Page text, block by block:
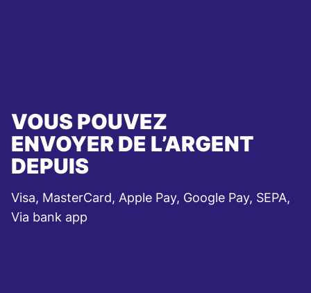
VOUS POUVEZ
ENVOYER DE L’ARGENT
DEPUIS
Visa, MasterCard, Apple Pay, Google Pay, SEPA,
Via bank app